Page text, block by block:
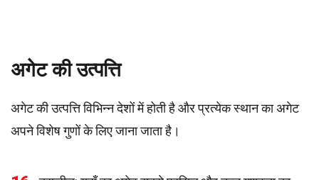
अगेट की उत्पत्ति
अगेट की उत्पत्ति विभिन्न देशों में होती है और प्रत्येक स्थान का अगेट
अपने विशेष गुणों के लिए जाना जाता है।